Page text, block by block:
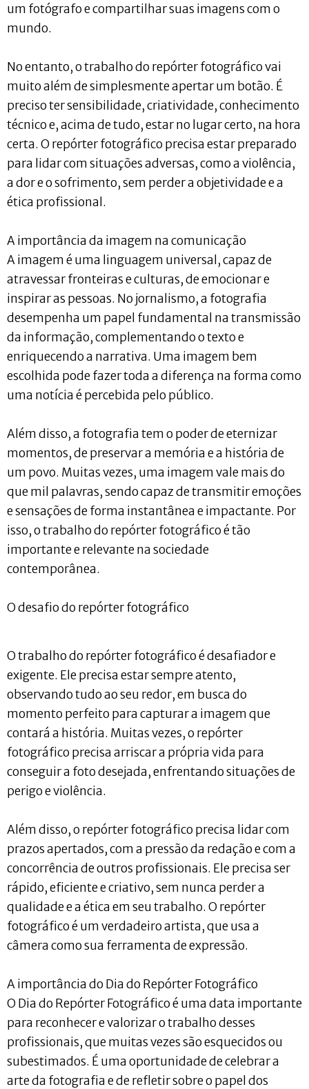
um fotógrafo e compartilhar suas imagens com o
mundo.
No entanto, o trabalho do repórter fotográfico vai
muito além de simplesmente apertar um botão. É
preciso ter sensibilidade, criatividade, conhecimento
técnico e, acima de tudo, estar no lugar certo, na hora
certa. O repórter fotográfico precisa estar preparado
para lidar com situações adversas, como a violência,
a dor e o sofrimento, sem perder a objetividade e a
ética profissional.
A importância da imagem na comunicação
A imagem é uma linguagem universal, capaz de
atravessar fronteiras e culturas, de emocionar e
inspirar as pessoas. No jornalismo, a fotografia
desempenha um papel fundamental na transmissão
da informação, complementando o texto e
enriquecendo a narrativa. Uma imagem bem
escolhida pode fazer toda a diferença na forma como
uma notícia é percebida pelo público.
Além disso, a fotografia tem o poder de eternizar
momentos, de preservar a memória e a história de
um povo. Muitas vezes, uma imagem vale mais do
que mil palavras, sendo capaz de transmitir emoções
e sensações de forma instantânea e impactante. Por
isso, o trabalho do repórter fotográfico é tão
importante e relevante na sociedade
contemporânea.
O desafio do repórter fotográfico
O trabalho do repórter fotográfico é desafiador e
exigente. Ele precisa estar sempre atento,
observando tudo ao seu redor, em busca do
momento perfeito para capturar a imagem que
contará a história. Muitas vezes, o repórter
fotográfico precisa arriscar a própria vida para
conseguir a foto desejada, enfrentando situações de
perigo e violência.
Além disso, o repórter fotográfico precisa lidar com
prazos apertados, com a pressão da redação e com a
concorrência de outros profissionais. Ele precisa ser
rápido, eficiente e criativo, sem nunca perder a
qualidade e a ética em seu trabalho. O repórter
fotográfico é um verdadeiro artista, que usa a
câmera como sua ferramenta de expressão.
A importância do Dia do Repórter Fotográfico
O Dia do Repórter Fotográfico é uma data importante
para reconhecer e valorizar o trabalho desses
profissionais, que muitas vezes são esquecidos ou
subestimados. É uma oportunidade de celebrar a
arte da fotografia e de refletir sobre o papel dos